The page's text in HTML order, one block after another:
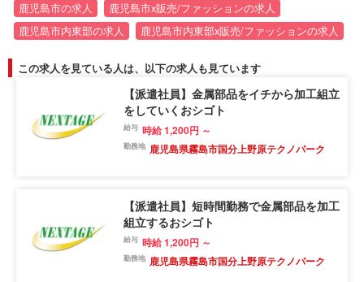
鹿児島市の求人
鹿児島市x販売/ファッションの求人
鹿児島市内東部の求人
鹿児島市内東部x販売/ファッションの求人
この求人を見ている人は、以下の求人も見ています
【派遣社員】金属部品をイチから加工組立
をしていくおシゴト
給与 時給 1,200円 ～
勤務地 鹿児島県霧島市国分上野原テクノパーク
【派遣社員】短時間勤務で金属部品を加工
組立するおシゴト
給与 時給 1,200円 ～
勤務地 鹿児島県霧島市国分上野原テクノパーク